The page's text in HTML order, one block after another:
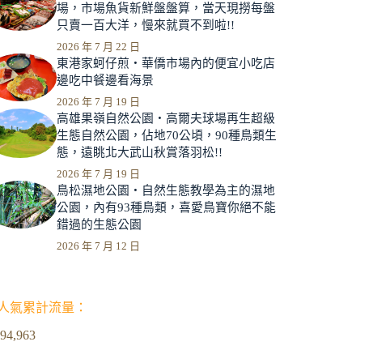
場，市場魚貨新鮮盤盤算，當天現撈每盤
只賣一百大洋，慢來就買不到啦!!
2026 年 7 月 22 日
東港家蚵仔煎‧華僑市場內的便宜小吃店
邊吃中餐邊看海景
2026 年 7 月 19 日
高雄果嶺自然公園‧高爾夫球場再生超級
生態自然公園，佔地70公頃，90種鳥類生
態，遠眺北大武山秋賞落羽松!!
2026 年 7 月 19 日
鳥松濕地公園‧自然生態教學為主的濕地
公園，內有93種鳥類，喜愛鳥寶你絕不能
錯過的生態公園
2026 年 7 月 12 日
氣累計流量：